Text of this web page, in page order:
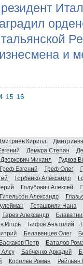
и
15 16
Кирилл
Демура Степан
Дворкович Михаил
Гудков
Греф Евгений Греф Олег
Горбенко Александр
Голубович Алексей
Гительсон Александр
Геташвили Нана
Гарез Александр
Игорь Бифов Анатолий
Белавенцев Олег
Баскаков Петр
Баталов
Бабченко Аркадий
Королев Роман